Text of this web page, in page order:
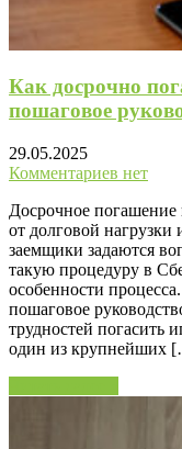
Как досрочно
пошаговое
29.05.2025
Комментариев нет
Досрочное погашение
от долговой
заемщики задаются
такую процедуру в
особенности
пошаговое
трудностей погасить
один из крупнейших